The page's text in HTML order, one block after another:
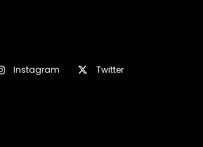
Instagram
Twitter